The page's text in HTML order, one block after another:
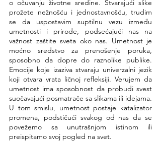
o očuvanju životne sredine. Stvarajući slike
prožete nežnošću i jednostavnošću, trudim
se da uspostavim suptilnu vezu između
umetnosti i prirode, podsećajući nas na
važnost zaštite sveta oko nas. Umetnost je
moćno sredstvo za prenošenje poruka,
sposobno da dopre do raznolike publike.
Emocije koje izaziva stvaraju univerzalni jezik
koji otvara vrata ličnoj refleksiji. Verujem da
umetnost ima sposobnost da probudi svest
suočavajući posmatrače sa slikama ili idejama.
U tom smislu, umetnost postaje katalizator
promena, podstičući svakog od nas da se
povežemo sa unutrašnjom istinom ili
preispitamo svoj pogled na svet.